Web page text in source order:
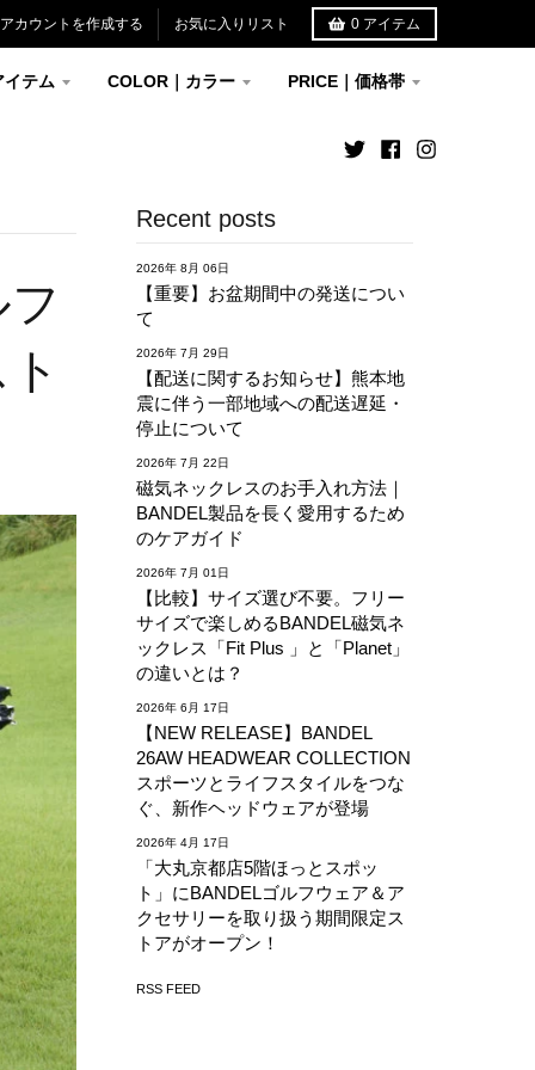
アカウントを作成する お気に入りリスト 0 アイテム
テム COLOR｜カラー PRICE｜価格帯
Recent posts
2026年 8月 06日
【重要】お盆期間中の発送につい
て
2026年 7月 29日
【配送に関するお知らせ】熊本地
震に伴う一部地域への配送遅延・
停止について
2026年 7月 22日
磁気ネックレスのお手入れ方法｜
BANDEL製品を長く愛用するため
のケアガイド
2026年 7月 01日
【比較】サイズ選び不要。フリー
サイズで楽しめるBANDEL磁気ネ
ックレス「Fit Plus 」と「Planet」
の違いとは？
2026年 6月 17日
【NEW RELEASE】BANDEL
26AW HEADWEAR COLLECTION
スポーツとライフスタイルをつな
ぐ、新作ヘッドウェアが登場
2026年 4月 17日
「大丸京都店5階ほっとスポッ
ト」にBANDELゴルフウェア＆ア
クセサリーを取り扱う期間限定ス
トアがオープン！
RSS FEED